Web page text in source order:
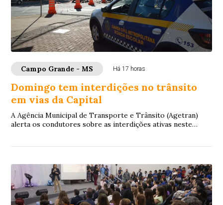
Campo Grande - MS Há 17 horas
Domingo tem interdições no trânsito
em vias da Capital
A Agência Municipal de Transporte e Trânsito (Agetran)
alerta os condutores sobre as interdições ativas neste